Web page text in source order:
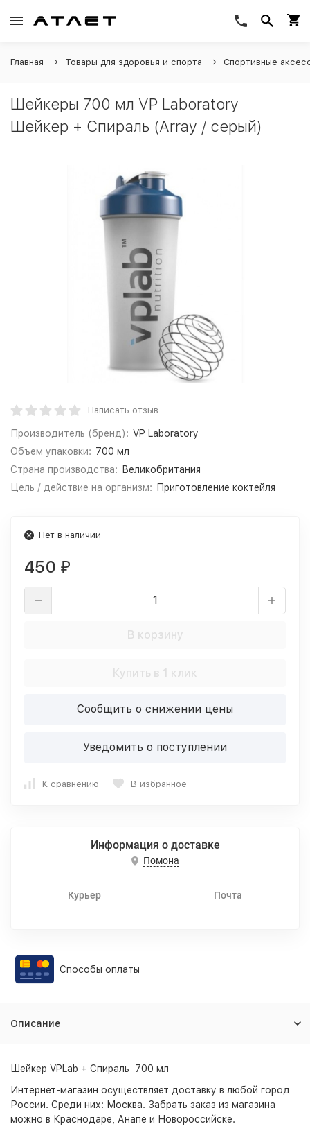
Главная Товары для здоровья и спорта Спортивные
Шейкеры 700 мл VP Laboratory
Шейкер + Спираль (Array / серый)
Написать отзыв
Производитель (бренд): VP Laboratory
Объем упаковки: 700 мл
Страна производства:
Великобритания
Цель / действие на организм:
Приготовление коктейля
Нет в наличии
450 ₽
В корзину
Купить в 1 клик
Сообщить о снижении цены
Уведомить о поступлении
К сравнению В избранное
Информация о доставке
Помона
Курьер Почта
Способы оплаты
Описание
Шейкер VPLab + Спираль 700 мл
Интернет-магазин осуществляет доставку в любой город
России. Среди них: Москва. Забрать заказ из магазина
можно в Краснодаре, Анапе и Новороссийске.